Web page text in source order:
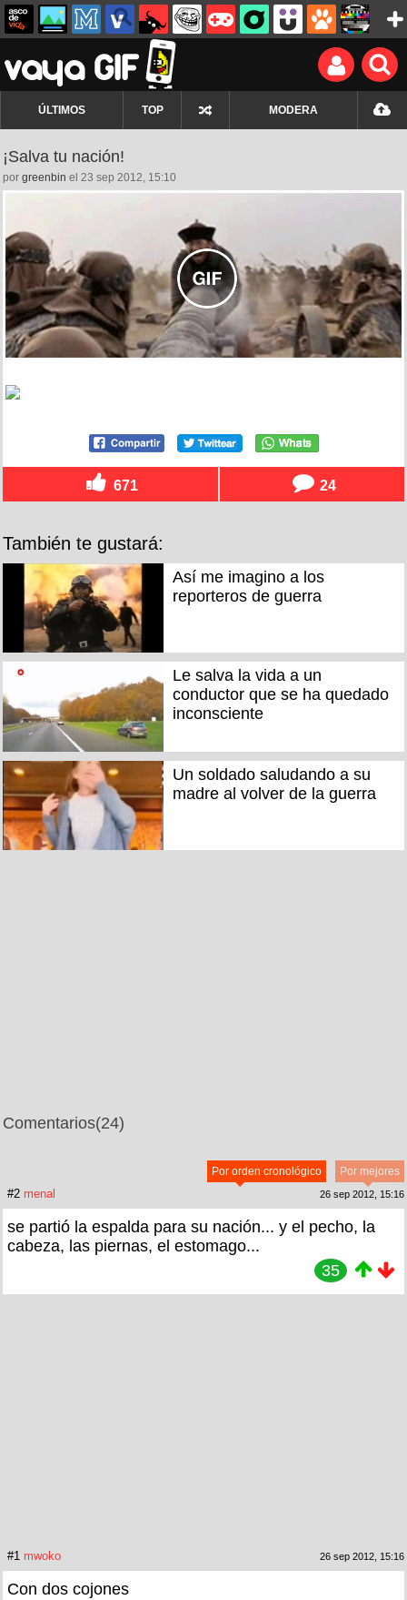
ÚLTIMOS TOP MODERA
¡Salva tu nación!
por greenbin el 23 sep 2012, 15:10
671 24
También te gustará:
Así me imagino a los
reporteros de guerra
Le salva la vida a un
conductor que se ha quedado
inconsciente
Un soldado saludando a su
madre al volver de la guerra
Comentarios(24)
Por mejores
Por orden cronológico
#2 menal 26 sep 2012, 15:16
se partió la espalda para su nación... y el pecho, la
cabeza, las piernas, el estomago...
35
#1 mwoko 26 sep 2012, 15:16
Con dos cojones